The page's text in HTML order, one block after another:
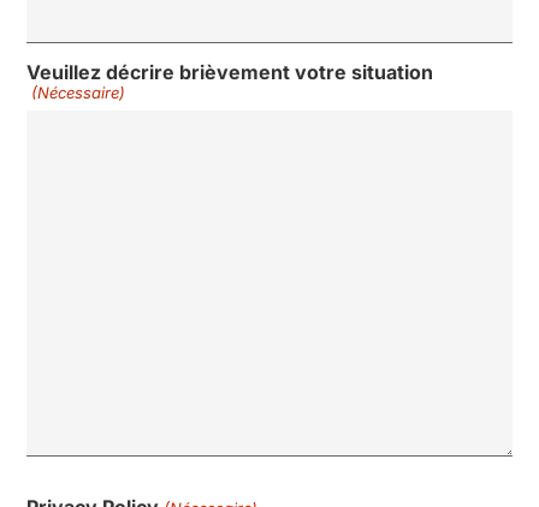
Veuillez décrire brièvement votre situation
(Nécessaire)